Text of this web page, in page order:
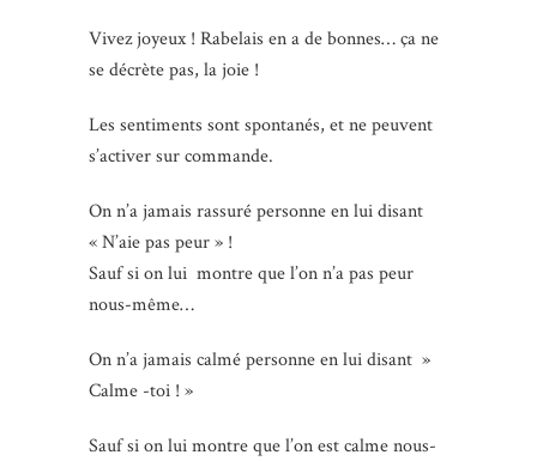
Vivez joyeux ! Rabelais en a de bonnes… ça ne
se décrète pas, la joie !
Les sentiments sont spontanés, et ne peuvent
s’activer sur commande.
On n’a jamais rassuré personne en lui disant
« N’aie pas peur » !
Sauf si on lui montre que l’on n’a pas peur
nous-même…
On n’a jamais calmé personne en lui disant »
Calme -toi ! »
Sauf si on lui montre que l’on est calme nous-